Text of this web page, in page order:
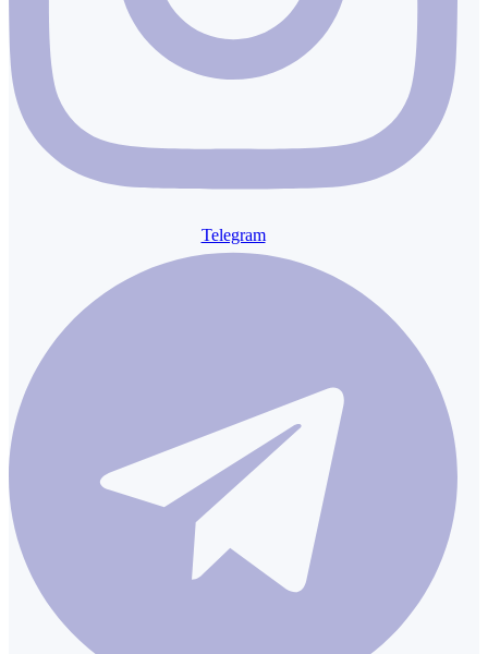
Telegram